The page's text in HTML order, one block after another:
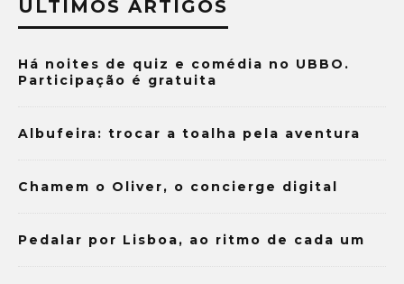
ÚLTIMOS ARTIGOS
Há noites de quiz e comédia no UBBO.
Participação é gratuita
Albufeira: trocar a toalha pela aventura
Chamem o Oliver, o concierge digital
Pedalar por Lisboa, ao ritmo de cada um